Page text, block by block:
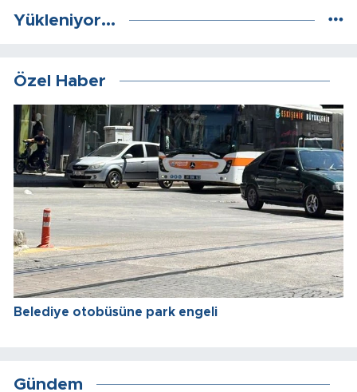
Yükleniyor...
Özel Haber
Belediye otobüsüne park engeli
Gündem